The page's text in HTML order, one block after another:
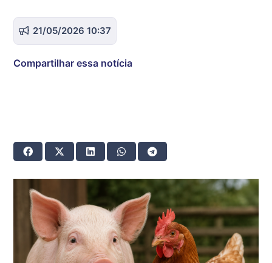
21/05/2026 10:37
Compartilhar essa notícia